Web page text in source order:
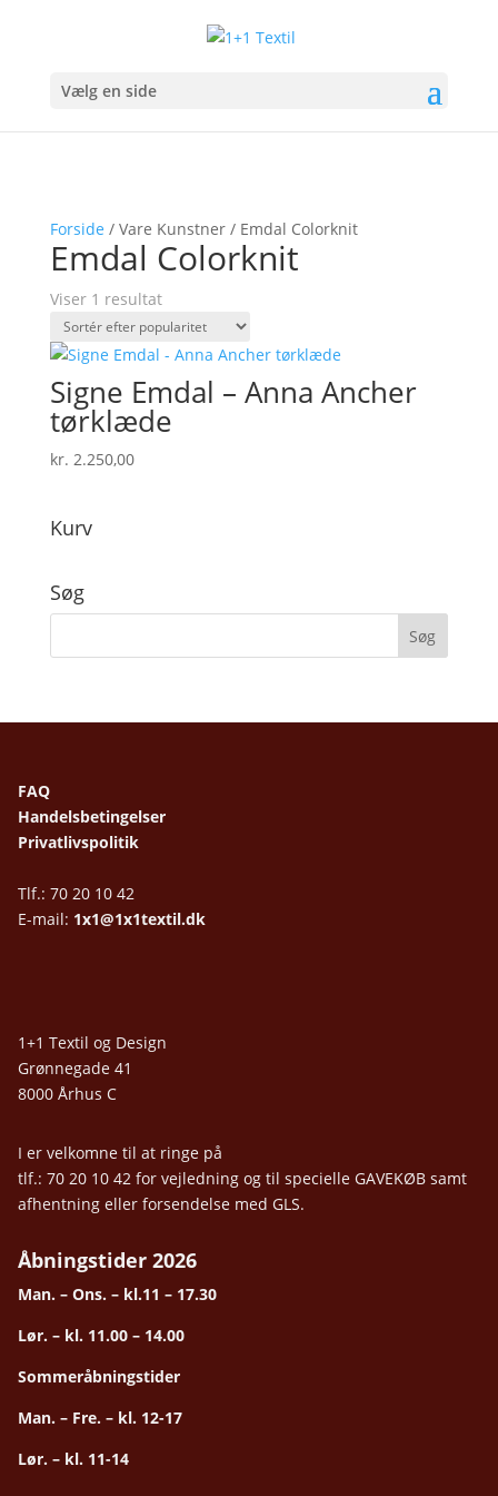
Vælg en side
Forside / Vare Kunstner / Emdal Colorknit
Emdal Colorknit
Viser 1 resultat
Signe Emdal – Anna Ancher
tørklæde
kr. 2.250,00
Kurv
Søg
FAQ
Handelsbetingelser
Privatlivspolitik
Tlf.: 70 20 10 42
E-mail: 1x1@1x1textil.dk
1+1 Textil og Design
Grønnegade 41
8000 Århus C
I er velkomne til at ringe på
tlf.: 70 20 10 42 for vejledning og til specielle GAVEKØB samt
afhentning eller forsendelse med GLS.
Åbningstider 2026
Man. – Ons. – kl.11 – 17.30
Lør. – kl. 11.00 – 14.00
Sommeråbningstider
Man. – Fre. – kl. 12-17
Lør. – kl. 11-14